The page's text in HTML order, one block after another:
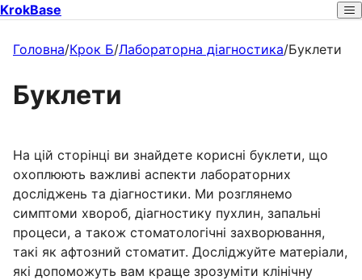
KrokBase
Головна/Крок Б/Лабораторна діагностика/Буклети
Буклети
На цій сторінці ви знайдете корисні буклети, що
охоплюють важливі аспекти лабораторних
досліджень та діагностики. Ми розглянемо
симптоми хвороб, діагностику пухлин, запальні
процеси, а також стоматологічні захворювання,
такі як афтозний стоматит. Досліджуйте матеріали,
які допоможуть вам краще зрозуміти клінічну